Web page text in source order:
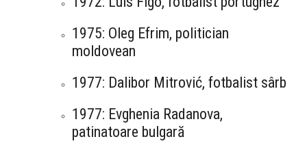
1975: Oleg Efrim, politician
moldovean
1977: Dalibor Mitrović, fotbalist sârb
1977: Evghenia Radanova,
patinatoare bulgară